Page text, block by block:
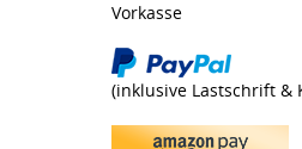
Vorkasse
(inklusive Lastschrift &